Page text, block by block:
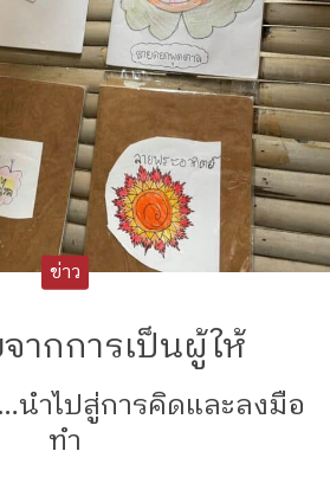
ข่าว
ากการเป็นผู้ให้
นำไปสู่การคิดและลงมือ
ทำ